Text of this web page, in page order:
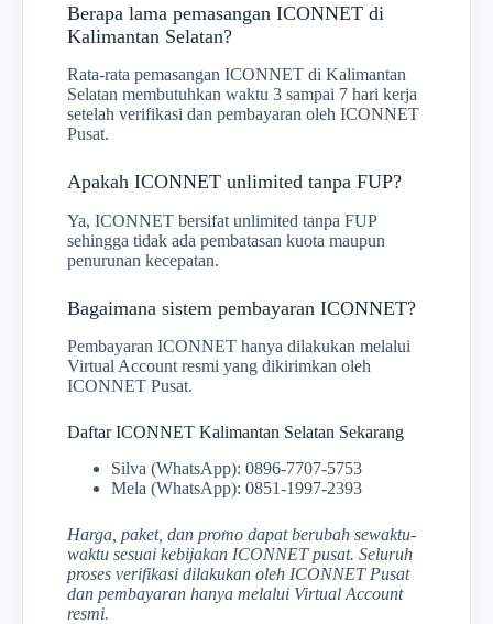
Berapa lama pemasangan ICONNET di
Kalimantan Selatan?
Rata-rata pemasangan ICONNET di Kalimantan
Selatan membutuhkan waktu 3 sampai 7 hari kerja
setelah verifikasi dan pembayaran oleh ICONNET
Pusat.
Apakah ICONNET unlimited tanpa FUP?
Ya, ICONNET bersifat unlimited tanpa FUP
sehingga tidak ada pembatasan kuota maupun
penurunan kecepatan.
Bagaimana sistem pembayaran ICONNET?
Pembayaran ICONNET hanya dilakukan melalui
Virtual Account resmi yang dikirimkan oleh
ICONNET Pusat.
Daftar ICONNET Kalimantan Selatan Sekarang
Silva (WhatsApp): 0896-7707-5753
Mela (WhatsApp): 0851-1997-2393
Harga, paket, dan promo dapat berubah sewaktu-
waktu sesuai kebijakan ICONNET pusat. Seluruh
proses verifikasi dilakukan oleh ICONNET Pusat
dan pembayaran hanya melalui Virtual Account
resmi.